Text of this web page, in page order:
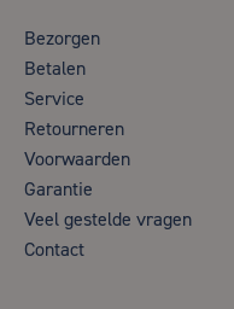
Bezorgen
Betalen
Service
Retourneren
Voorwaarden
Garantie
Veel gestelde vragen
Contact